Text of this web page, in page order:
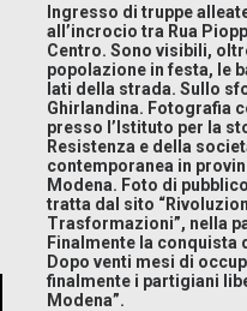
Ingresso di truppe
all’incrocio tra Rua
Centro. Sono visibili,
popolazione in festa, le
lati della strada. Sullo
Ghirlandina. Fotografia
presso l’Istituto per la
Resistenza e della
contemporanea in
Modena. Foto di
tratta dal sito
Trasformazioni”, nella
Finalmente la conquista
Dopo venti mesi di
finalmente i partigiani
Modena”.